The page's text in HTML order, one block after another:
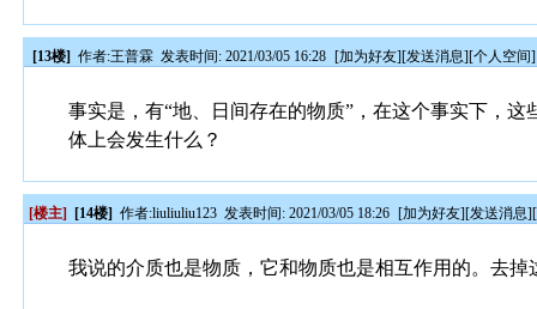
[13楼] 作者:王普霖 发表时间: 2021/03/05 16:28 [加为好友][发送消息][个人空间]
事实是，有“地、日间存在的物质”，在这个事实下，
体上会发生什么？
[楼主] [14楼] 作者:liuliuliu123 发表时间: 2021/03/05 18:26 [加为好友][发送消息][
我说的介质也是物质，它和物质也是相互作用的。去